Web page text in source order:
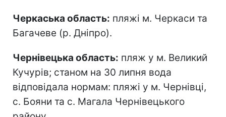
Черкаська область: пляжі м. Черкаси та
Багачеве (р. Дніпро).
Чернівецька область: пляж у м. Великий
Кучурів; станом на 30 липня вода
відповідала нормам: пляжі у м. Чернівці,
с. Бояни та с. Магала Чернівецького